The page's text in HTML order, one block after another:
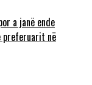
a janë ende
preferuarit në